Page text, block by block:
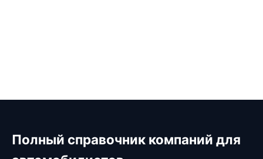
Полный справочник компаний для